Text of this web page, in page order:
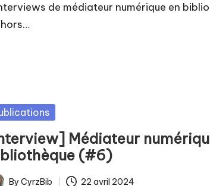
de médiateur numérique en
Médiateur
(#6)
By CyrzBib 22 avril 2024